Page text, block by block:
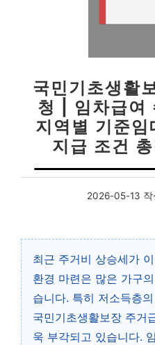
국민기초생활
청 | 임차급여
지역별 기준
지급 조건
2026-05-13 작
최근 주거비 상승세가
환경 마련은 많은 가구
습니다. 특히 저소득층
국민기초생활보장 주거
욱 부각되고 있습니다.